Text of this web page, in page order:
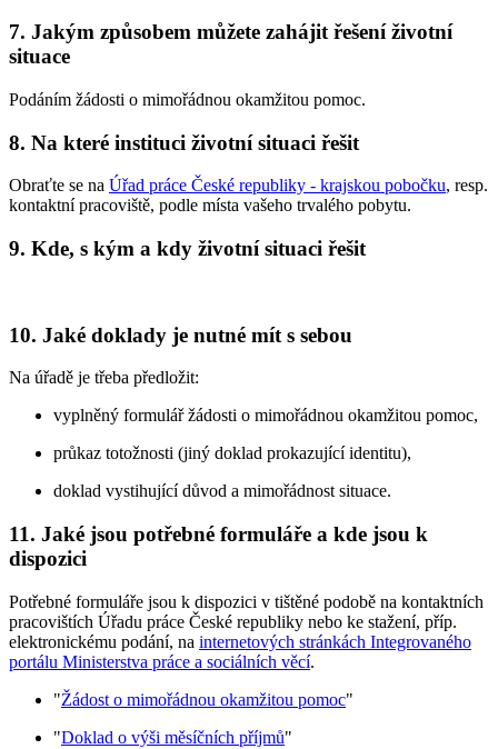
7. Jakým způsobem můžete zahájit řešení životní
situace
Podáním žádosti o mimořádnou okamžitou pomoc.
8. Na které instituci životní situaci řešit
Obraťte se na Úřad práce České republiky - krajskou pobočku, resp.
kontaktní pracoviště, podle místa vašeho trvalého pobytu.
9. Kde, s kým a kdy životní situaci řešit
10. Jaké doklady je nutné mít s sebou
Na úřadě je třeba předložit:
vyplněný formulář žádosti o mimořádnou okamžitou pomoc,
průkaz totožnosti (jiný doklad prokazující identitu),
doklad vystihující důvod a mimořádnost situace.
11. Jaké jsou potřebné formuláře a kde jsou k
dispozici
Potřebné formuláře jsou k dispozici v tištěné podobě na kontaktních
pracovištích Úřadu práce České republiky nebo ke stažení, příp.
elektronickému podání, na internetových stránkách Integrovaného
portálu Ministerstva práce a sociálních věcí.
"Žádost o mimořádnou okamžitou pomoc"
"Doklad o výši měsíčních příjmů"